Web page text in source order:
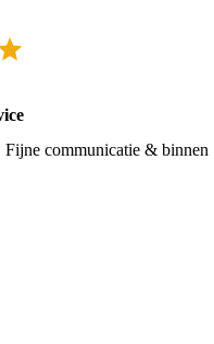
communicatie &